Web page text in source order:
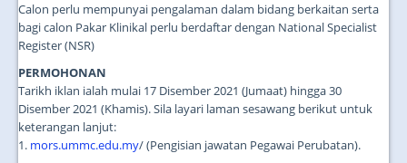
Calon perlu mempunyai pengalaman dalam bidang berkaitan serta
bagi calon Pakar Klinikal perlu berdaftar dengan National Specialist
Register (NSR)
PERMOHONAN
Tarikh iklan ialah mulai 17 Disember 2021 (Jumaat) hingga 30
Disember 2021 (Khamis). Sila layari laman sesawang berikut untuk
keterangan lanjut:
1. mors.ummc.edu.my/ (Pengisian jawatan Pegawai Perubatan).